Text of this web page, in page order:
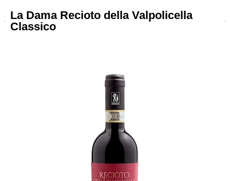
La Dama Recioto della Valpolicella
Classico